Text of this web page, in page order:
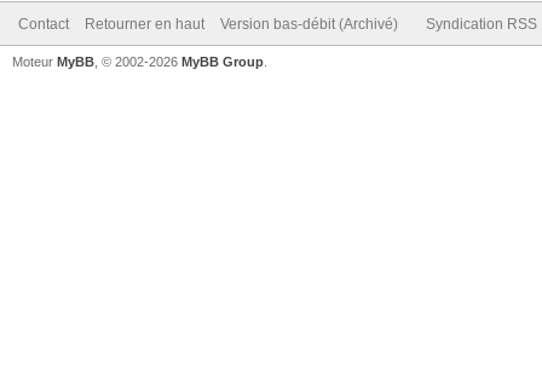
Contact Retourner en haut Version bas-débit (Archivé) Syndication RSS
Moteur MyBB , © 2002-2026 MyBB Group